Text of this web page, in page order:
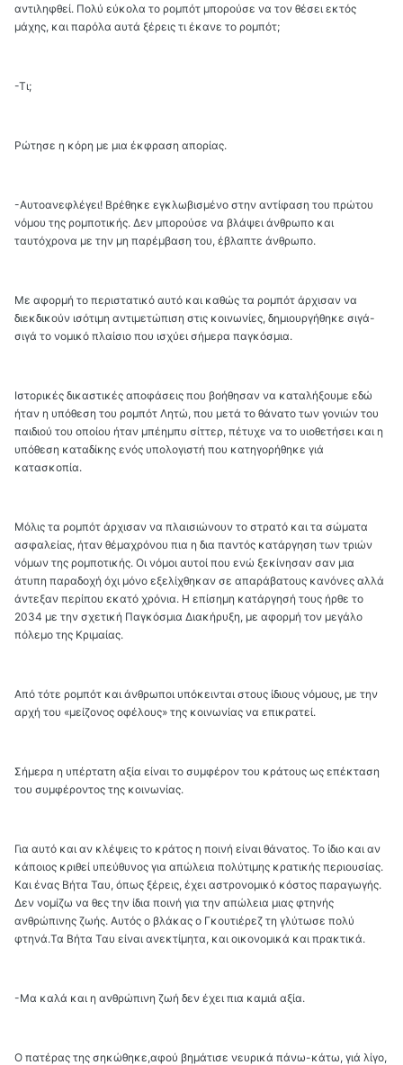
αντιληφθεί. Πολύ εύκολα το ρομπότ μπορούσε να τον θέσει εκτός
μάχης, και παρόλα αυτά ξέρεις τι έκανε το ρομπότ;
-Τι;
Ρώτησε η κόρη με μια έκφραση απορίας.
-Αυτοανεφλέγει! Βρέθηκε εγκλωβισμένο στην αντίφαση του πρώτου
νόμου της ρομποτικής. Δεν μπορούσε να βλάψει άνθρωπο και
ταυτόχρονα με την μη παρέμβαση του, έβλαπτε άνθρωπο.
Με αφορμή το περιστατικό αυτό και καθώς τα ρομπότ άρχισαν να
διεκδικούν ισότιμη αντιμετώπιση στις κοινωνίες, δημιουργήθηκε σιγά-
σιγά το νομικό πλαίσιο που ισχύει σήμερα παγκόσμια.
Ιστορικές δικαστικές αποφάσεις που βοήθησαν να καταλήξουμε εδώ
ήταν η υπόθεση του ρομπότ Λητώ, που μετά το θάνατο των γονιών του
παιδιού του οποίου ήταν μπέημπυ σίττερ, πέτυχε να το υιοθετήσει και η
υπόθεση καταδίκης ενός υπολογιστή που κατηγορήθηκε γιά
κατασκοπία.
Μόλις τα ρομπότ άρχισαν να πλαισιώνουν το στρατό και τα σώματα
ασφαλείας, ήταν θέμαχρόνου πια η δια παντός κατάργηση των τριών
νόμων της ρομποτικής. Οι νόμοι αυτοί που ενώ ξεκίνησαν σαν μια
άτυπη παραδοχή όχι μόνο εξελίχθηκαν σε απαράβατους κανόνες αλλά
άντεξαν περίπου εκατό χρόνια. Η επίσημη κατάργησή τους ήρθε το
2034 με την σχετική Παγκόσμια Διακήρυξη, με αφορμή τον μεγάλο
πόλεμο της Κριμαίας.
Από τότε ρομπότ και άνθρωποι υπόκεινται στους ίδιους νόμους, με την
αρχή του «μείζονος οφέλους» της κοινωνίας να επικρατεί.
Σήμερα η υπέρτατη αξία είναι το συμφέρον του κράτους ως επέκταση
του συμφέροντος της κοινωνίας.
Για αυτό και αν κλέψεις το κράτος η ποινή είναι θάνατος. Το ίδιο και αν
κάποιος κριθεί υπεύθυνος για απώλεια πολύτιμης κρατικής περιουσίας.
Και ένας Βήτα Ταυ, όπως ξέρεις, έχει αστρονομικό κόστος παραγωγής.
Δεν νομίζω να θες την ίδια ποινή για την απώλεια μιας φτηνής
ανθρώπινης ζωής. Αυτός ο βλάκας ο Γκουτιέρεζ τη γλύτωσε πολύ
φτηνά.Τα Βήτα Ταυ είναι ανεκτίμητα, και οικονομικά και πρακτικά.
-Μα καλά και η ανθρώπινη ζωή δεν έχει πια καμιά αξία.
Ο πατέρας της σηκώθηκε,αφού βημάτισε νευρικά πάνω-κάτω, γιά λίγο,